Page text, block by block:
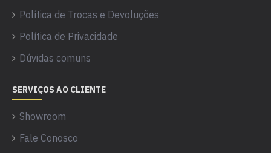
Política de Trocas e Devoluções
Política de Privacidade
Dúvidas comuns
SERVIÇOS AO CLIENTE
Showroom
Fale Conosco